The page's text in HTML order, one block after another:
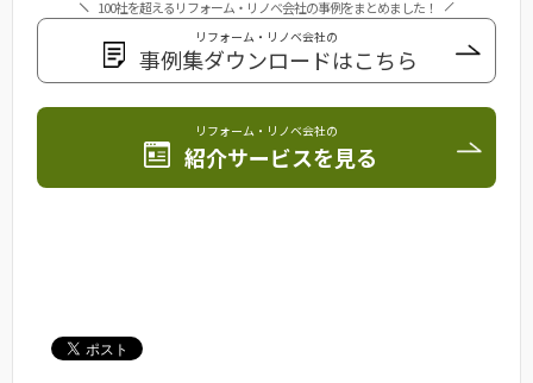
100社を超えるリフォーム・リノベ会社の事例をまとめました！
リフォーム・リノベ会社の
事例集ダウンロードはこちら
リフォーム・リノベ会社の
紹介サービスを見る